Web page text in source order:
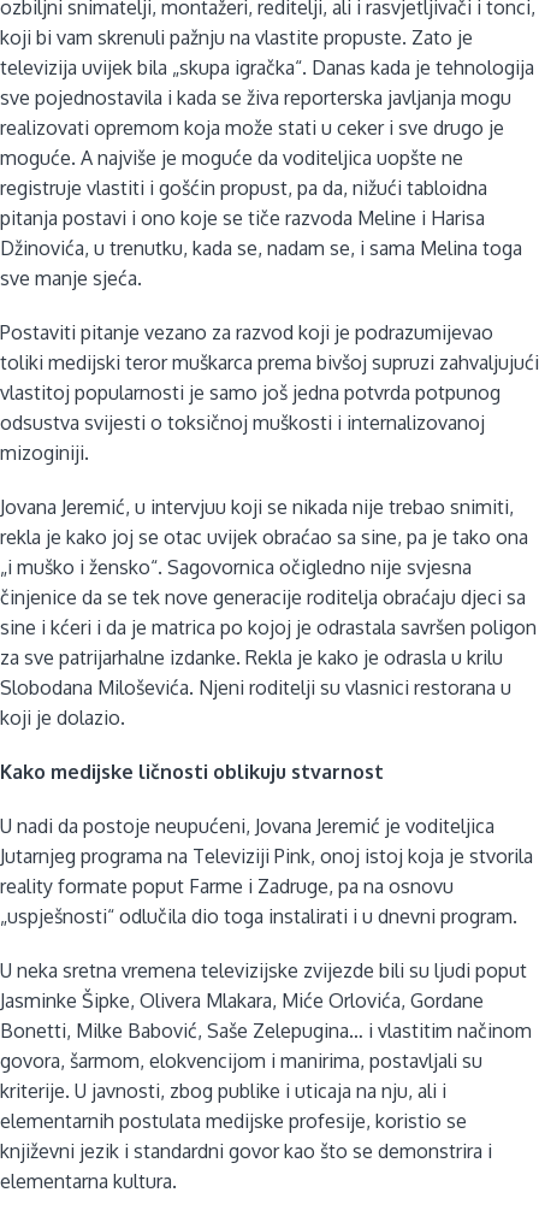
ozbiljni snimatelji, montažeri, reditelji, ali i rasvjetljivači i tonci,
koji bi vam skrenuli pažnju na vlastite propuste. Zato je
televizija uvijek bila „skupa igračka“. Danas kada je tehnologija
sve pojednostavila i kada se živa reporterska javljanja mogu
realizovati opremom koja može stati u ceker i sve drugo je
moguće. A najviše je moguće da voditeljica uopšte ne
registruje vlastiti i gošćin propust, pa da, nižući tabloidna
pitanja postavi i ono koje se tiče razvoda Meline i Harisa
Džinovića, u trenutku, kada se, nadam se, i sama Melina toga
sve manje sjeća.
Postaviti pitanje vezano za razvod koji je podrazumijevao
toliki medijski teror muškarca prema bivšoj supruzi zahvaljujući
vlastitoj popularnosti je samo još jedna potvrda potpunog
odsustva svijesti o toksičnoj muškosti i internalizovanoj
mizoginiji.
Jovana Jeremić, u intervjuu koji se nikada nije trebao snimiti,
rekla je kako joj se otac uvijek obraćao sa sine, pa je tako ona
„i muško i žensko“. Sagovornica očigledno nije svjesna
činjenice da se tek nove generacije roditelja obraćaju djeci sa
sine i kćeri i da je matrica po kojoj je odrastala savršen poligon
za sve patrijarhalne izdanke. Rekla je kako je odrasla u krilu
Slobodana Miloševića. Njeni roditelji su vlasnici restorana u
koji je dolazio.
Kako medijske ličnosti oblikuju stvarnost
U nadi da postoje neupućeni, Jovana Jeremić je voditeljica
Jutarnjeg programa na Televiziji Pink, onoj istoj koja je stvorila
reality formate poput Farme i Zadruge, pa na osnovu
„uspješnosti“ odlučila dio toga instalirati i u dnevni program.
U neka sretna vremena televizijske zvijezde bili su ljudi poput
Jasminke Šipke, Olivera Mlakara, Miće Orlovića, Gordane
Bonetti, Milke Babović, Saše Zelepugina… i vlastitim načinom
govora, šarmom, elokvencijom i manirima, postavljali su
kriterije. U javnosti, zbog publike i uticaja na nju, ali i
elementarnih postulata medijske profesije, koristio se
književni jezik i standardni govor kao što se demonstrira i
elementarna kultura.